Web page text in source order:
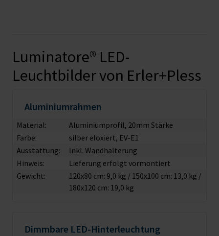
Luminatore® LED-
Leuchtbilder von Erler+Pless
Aluminiumrahmen
Material:
Aluminiumprofil, 20mm Stärke
Farbe:
silber eloxiert, EV-E1
Ausstattung:
Inkl. Wandhalterung
Hinweis:
Lieferung erfolgt vormontiert
Gewicht:
120x80 cm: 9,0 kg / 150x100 cm: 13,0 kg /
180x120 cm: 19,0 kg
Dimmbare LED-Hinterleuchtung